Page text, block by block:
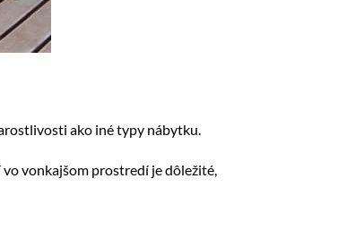
ako iné typy nábytku.
vonkajšom prostredí je dôležité,